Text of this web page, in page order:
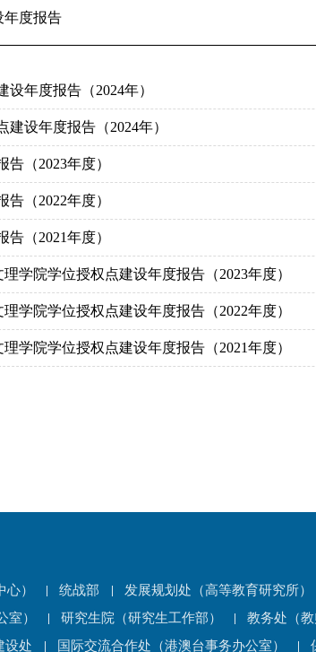
年度报告
设年度报告（2024年）
建设年度报告（2024年）
（2023年度）
（2022年度）
（2021年度）
学院学位授权点建设年度报告（2023年度）
学院学位授权点建设年度报告（2022年度）
学院学位授权点建设年度报告（2021年度）
） 统战部 发展规划处（高等教育研究所）
室） 研究生院（研究生工作部） 教务处（教
设处 国际交流合作处（港澳台事务办公室）